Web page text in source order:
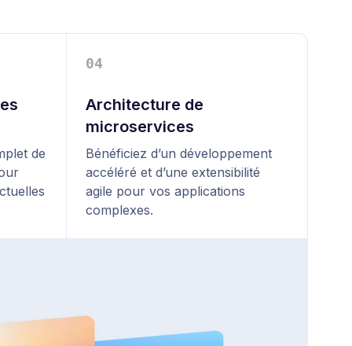
de
04
Architecture de
microservices
Bénéficiez d’un développement
accéléré et d’une extensibilité
agile pour vos applications
complexes.